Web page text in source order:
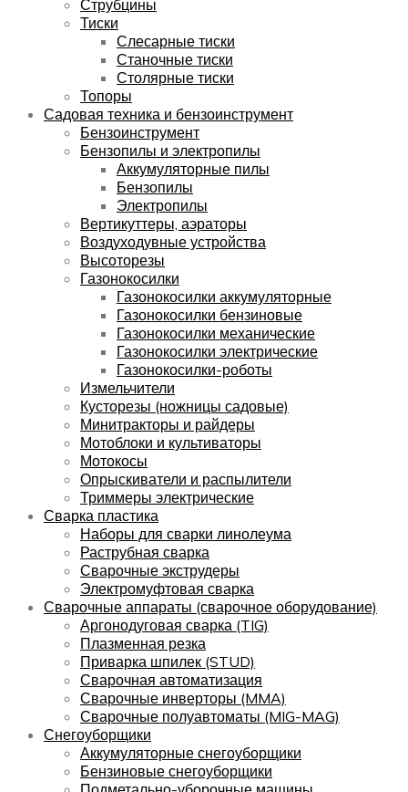
Струбцины
Тиски
Слесарные тиски
Станочные тиски
Столярные тиски
Топоры
Садовая техника и бензоинструмент
Бензоинструмент
Бензопилы и электропилы
Аккумуляторные пилы
Бензопилы
Электропилы
Вертикуттеры, аэраторы
Воздуходувные устройства
Высоторезы
Газонокосилки
Газонокосилки аккумуляторные
Газонокосилки бензиновые
Газонокосилки механические
Газонокосилки электрические
Газонокосилки-роботы
Измельчители
Кусторезы (ножницы садовые)
Минитракторы и райдеры
Мотоблоки и культиваторы
Мотокосы
Опрыскиватели и распылители
Триммеры электрические
Сварка пластика
Наборы для сварки линолеума
Раструбная сварка
Сварочные экструдеры
Электромуфтовая сварка
Сварочные аппараты (сварочное оборудование)
Аргонодуговая сварка (TIG)
Плазменная резка
Приварка шпилек (STUD)
Сварочная автоматизация
Сварочные инверторы (MMA)
Сварочные полуавтоматы (MIG-MAG)
Снегоуборщики
Аккумуляторные снегоуборщики
Бензиновые снегоуборщики